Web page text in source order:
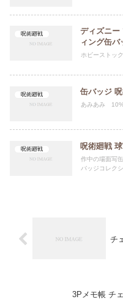
呪術廻戦
ディズニー
ィング缶バ
ホビーストッ
呪術廻戦 缶バッジ
あみあみ
呪術廻戦 呪術廻戦
作中の場面写
バッジコレク
チ
3Pメモ帳 チ